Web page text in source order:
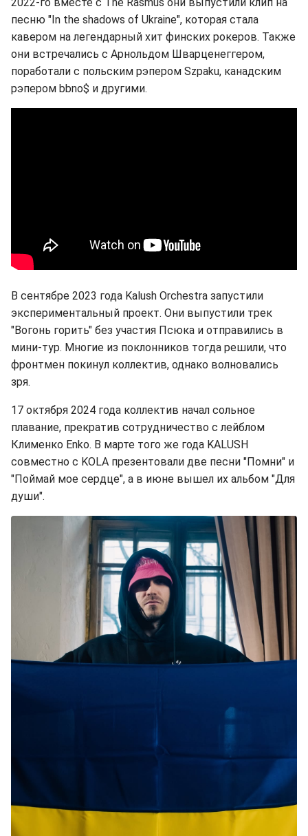
песню "In the shadows of Ukraine", которая стала
кавером на легендарный хит финских рокеров. Также
они встречались с Арнольдом Шварценеггером,
поработали с польским рэпером Szpaku, канадским
рэпером bbno$ и другими.
В сентябре 2023 года Kalush Orchestra запустили
экспериментальный проект. Они выпустили трек
"Вогонь горить" без участия Псюка и отправились в
мини-тур. Многие из поклонников тогда решили, что
фронтмен покинул коллектив, однако волновались
зря.
17 октября 2024 года коллектив начал сольное
плавание, прекратив сотрудничество с лейблом
Клименко Enko. В марте того же года KALUSH
совместно с KOLA презентовали две песни "Помни" и
"Поймай мое сердце", а в июне вышел их альбом "Для
души".